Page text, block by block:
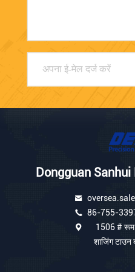
Dongguan
86-755-
1506 # रूम
शाजिंग